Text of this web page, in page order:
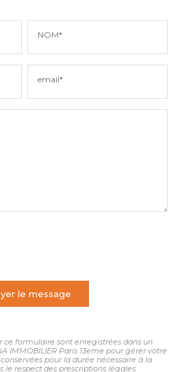
NOM*
email*
le message
ce formulaire sont enregistrées dans un
IMMOBILIER Paris 13eme pour gérer votre
pour la durée nécessaire à la
respect des prescriptions légales